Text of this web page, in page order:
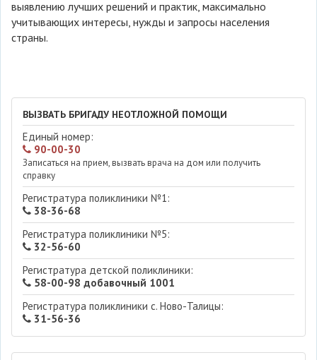
выявлению лучших решений и практик, максимально
учитывающих интересы, нужды и запросы населения
страны.
ВЫЗВАТЬ БРИГАДУ НЕОТЛОЖНОЙ ПОМОЩИ
Единый номер:
90-00-30
Записаться на прием, вызвать врача на дом или получить
справку
Регистратура поликлиники №1:
38-36-68
Регистратура поликлиники №5:
32-56-60
Регистратура детской поликлиники:
58-00-98 добавочный 1001
Регистратура поликлиники с. Ново-Талицы:
31-56-36